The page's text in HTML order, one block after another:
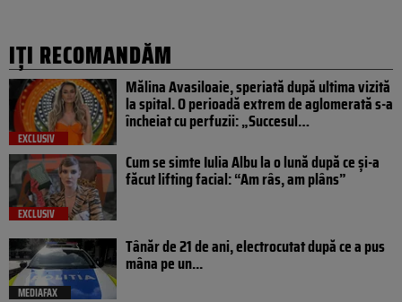
IȚI RECOMANDĂM
EXCLUSIV
Mălina Avasiloaie, speriată după ultima vizită
la spital. O perioadă extrem de aglomerată s-a
încheiat cu perfuzii: „Succesul…
EXCLUSIV
Cum se simte Iulia Albu la o lună după ce și-a
făcut lifting facial: “Am râs, am plâns”
MEDIAFAX
Tânăr de 21 de ani, electrocutat după ce a pus
mâna pe un...